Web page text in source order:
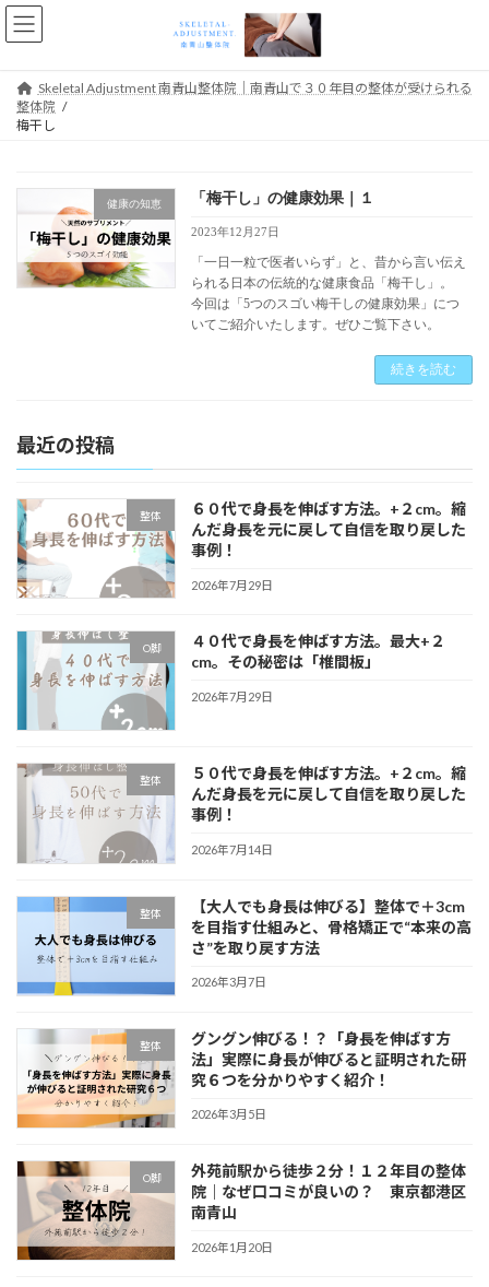
コ
ン
ナ
ビ
Skeletal Adjustment 南青山整体院｜南青山で３０年目の整体が受けられる
整体院
梅干し
健康の知恵 「梅干し」の健康効果｜１
2023年12月27日
「一日一粒で医者いらず」と、昔から言い伝え
られる日本の伝統的な健康食品「梅干し」。
今回は「5つのスゴい梅干しの健康効果」につ
いてご紹介いたします。ぜひご覧下さい。
続きを読む
最近の投稿
整体
６０代で身長を伸ばす方法。+２cm。縮
んだ身長を元に戻して自信を取り戻した
事例！
2026年7月29日
O脚
４０代で身長を伸ばす方法。最大+２
cm。その秘密は「椎間板」
2026年7月29日
整体
５０代で身長を伸ばす方法。+２cm。縮
んだ身長を元に戻して自信を取り戻した
事例！
2026年7月14日
整体
【大人でも身長は伸びる】整体で＋3cm
を目指す仕組みと、骨格矯正で“本来の高
さ”を取り戻す方法
2026年3月7日
整体
グングン伸びる！？「身長を伸ばす方
法」実際に身長が伸びると証明された研
究６つを分かりやすく紹介！
2026年3月5日
O脚
外苑前駅から徒歩２分！１２年目の整体
院｜なぜ口コミが良いの？ 東京都港区
南青山
2026年1月20日